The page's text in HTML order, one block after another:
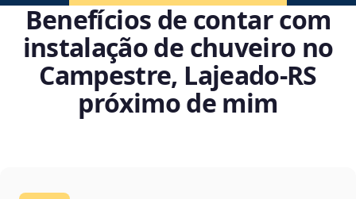
Benefícios de contar com
instalação de chuveiro no
Campestre, Lajeado‑RS
próximo de mim